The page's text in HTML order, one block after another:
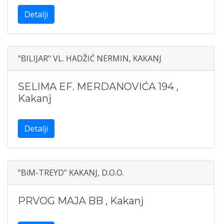
Detalji
"BILIJAR" VL. HADŽIĆ NERMIN, KAKANJ
SELIMA EF. MERDANOVIĆA 194 ,
Kakanj
Detalji
"BiM-TREYD" KAKANJ, D.O.O.
PRVOG MAJA BB , Kakanj